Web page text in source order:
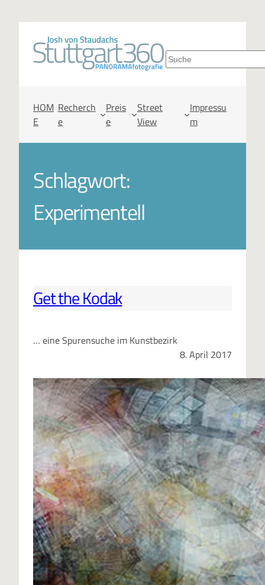
S
h
HOM
E
Recherch
e
Preis
e
Street
View
Impressu
m
Schlagwort:
Experimentell
Get the Kodak
… eine Spurensuche im Kunstbezirk
8. April 2017